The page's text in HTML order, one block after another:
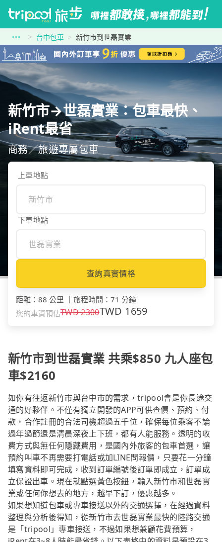
台中包車 新竹市到世磊實業
新竹市→世磊實業：包車最快、
iRent最省
商務／旅遊專屬包車
上車地點
下車地點
查詢真實價格
距離 ： 88 公里 旅程時間 ： 71 分鐘
您的車資預估TWD2300TWD 1659
新竹市到世磊實業 共乘$850 九人座包
車$2160
如你有往返新竹市與台中市的需求，tripool會是你長途交
通的好夥伴。不僅有獨立開發的APP可供查價、預約、付
款，合作註冊的合法司機超過五千位，確保每位乘客不論
過年過節還是清晨深夜上下班，都有人能服務。透明的收
費方式與無任何隱藏費用，是國內外旅客的包車首選，讓
預約叫車不再需要打電話或加LINE問報價，只要花一分鐘
填寫資料即可完成，收到訂單編號後訂單即成立，訂單成
立保證出車。現在就點選黃色按鈕，輸入新竹市和世磊實
業或任何你想去的地方，越早下訂，優惠越多。
如果想知道包車或專車接送以外的交通選擇，在經過資料
整理與分析後得知，從新竹市去世磊實業最快的陸路交通
是「tripool」專車接送，不過如果想兼顧花費預算，